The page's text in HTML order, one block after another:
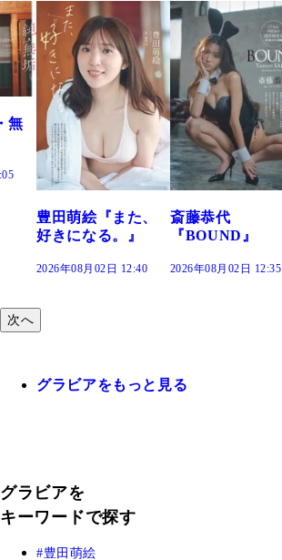
斎藤恭代
『BOUND』
2026年08月02日 12:35
咲田ゆな
『Sunflower』
2026年08月02日 12:30
次へ
グラビアをもっと見る
グラビアを
キーワードで探す
豊田萌絵